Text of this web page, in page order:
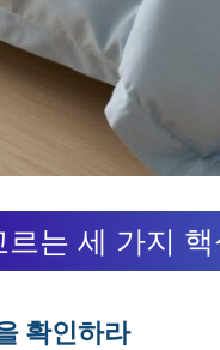
르는 세 가지
확인하라